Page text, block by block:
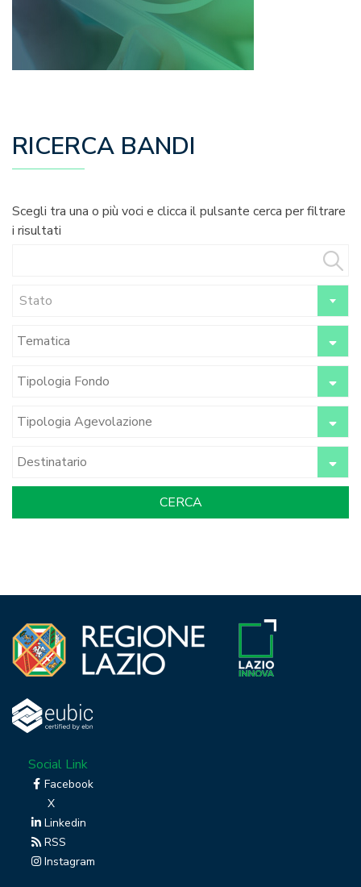
RICERCA BANDI
Scegli tra una o più voci e clicca il pulsante cerca per filtrare
i risultati
Stato
Social Link
Facebook
X
Linkedin
RSS
Instagram